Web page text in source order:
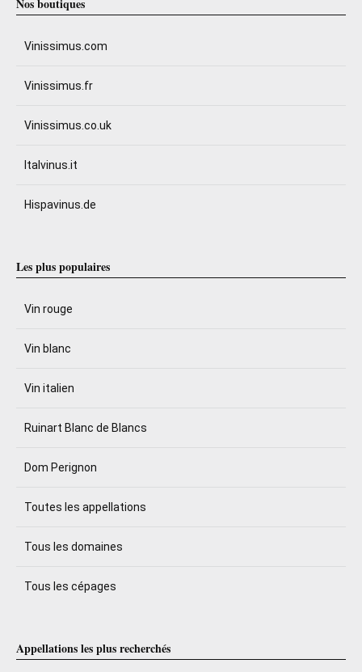
Nos boutiques
Vinissimus.com
Vinissimus.fr
Vinissimus.co.uk
Italvinus.it
Hispavinus.de
Les plus populaires
Vin rouge
Vin blanc
Vin italien
Ruinart Blanc de Blancs
Dom Perignon
Toutes les appellations
Tous les domaines
Tous les cépages
Appellations les plus recherchés